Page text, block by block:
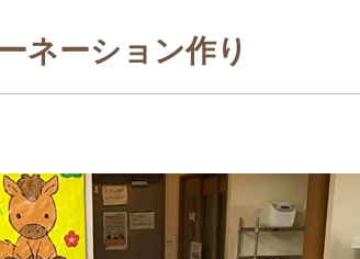
ネーション作り